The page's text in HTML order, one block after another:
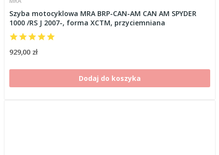
Szyba motocyklowa MRA BRP-CAN-AM CAN AM SPYDER
1000 /RS J 2007-, forma XCTM, przyciemniana
929,00 zł
Dodaj do koszyka